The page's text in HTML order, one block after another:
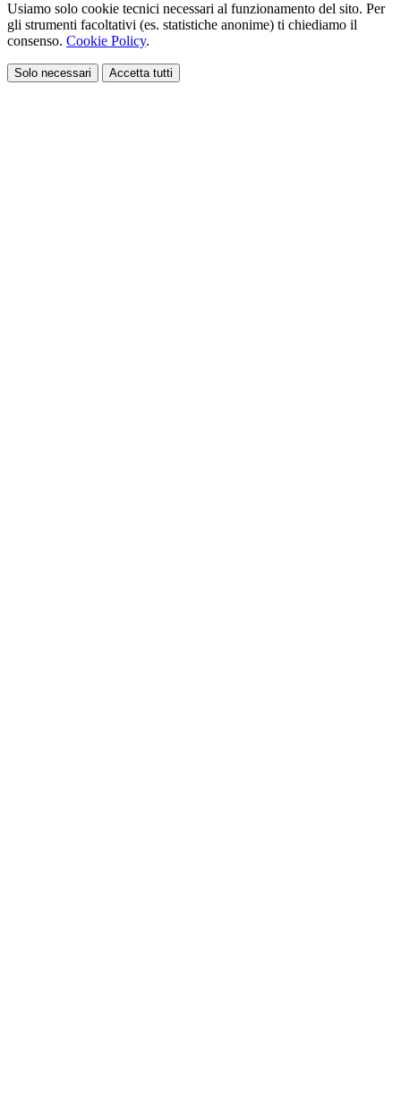
Usiamo solo cookie tecnici necessari al funzionamento del sito. Per
gli strumenti facoltativi (es. statistiche anonime) ti chiediamo il
consenso. Cookie Policy.
Solo necessari Accetta tutti